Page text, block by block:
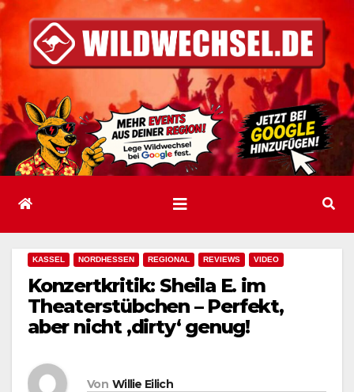
Inhalt
springen
KASSEL NORDHESSEN REGIONAL REVIEWS VIDEO
Konzertkritik: Sheila E. im
Theaterstübchen – Perfekt,
aber nicht ‚dirty‘ genug!
Von Willie Eilich